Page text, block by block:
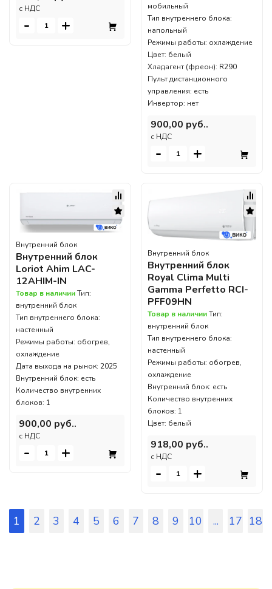
c НДС
- +
мобильный
Тип внутреннего блока:
напольный
Режимы работы: охлаждение
Цвет: белый
Хладагент (фреон): R290
Пульт дистанционного
управления: есть
Инвертор: нет
900,00 руб..
c НДС
- +
Внутренний блок
Внутренний блок
Loriot Ahim LAC-
12AHIM-IN
Товар в наличииТип:
внутренний блок
Тип внутреннего блока:
настенный
Режимы работы: обогрев,
охлаждение
Дата выхода на рынок: 2025
Внутренний блок: есть
Количество внутренних
блоков: 1
900,00 руб..
c НДС
- +
Внутренний блок
Внутренний блок
Royal Clima Multi
Gamma Perfetto RCI-
PFF09HN
Товар в наличииТип:
внутренний блок
Тип внутреннего блока:
настенный
Режимы работы: обогрев,
охлаждение
Внутренний блок: есть
Количество внутренних
блоков: 1
Цвет: белый
918,00 руб..
c НДС
- +
1 2 3 4 5 6 7 8 9 10 ... 17 18